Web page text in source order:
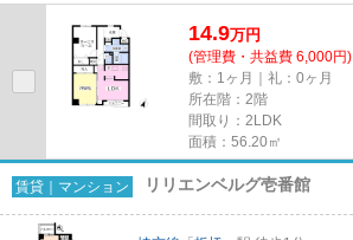
14.9万円
(管理費・共益費 6,000円)
敷：1ヶ月｜礼：0ヶ月
所在階：2階
間取り：2LDK
面積：56.20㎡
賃貸｜マンション リリエンベルグ壱番館